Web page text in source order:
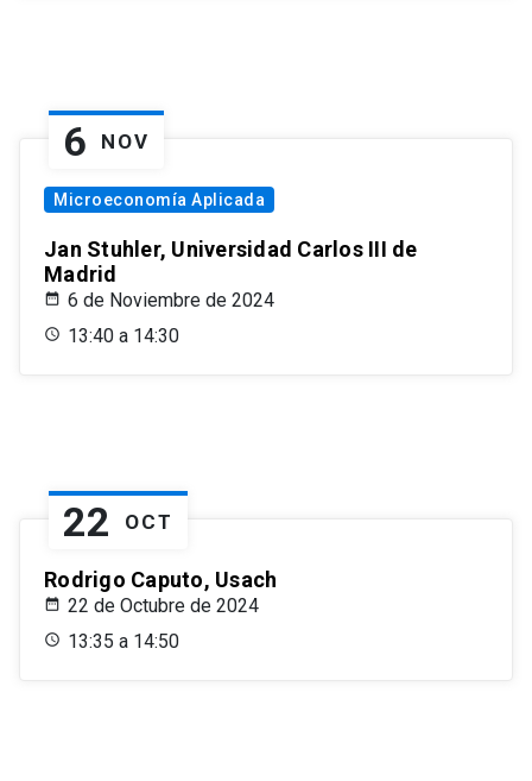
6 NOV
Microeconomía Aplicada
Jan Stuhler, Universidad Carlos III de
Madrid
6 de Noviembre de 2024
13:40 a 14:30
22 OCT
Rodrigo Caputo, Usach
22 de Octubre de 2024
13:35 a 14:50